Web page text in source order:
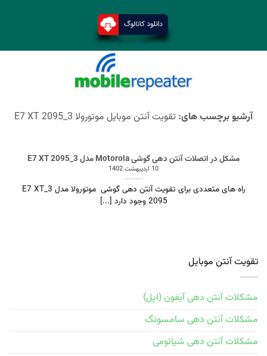
آرشیو برچسب های: تقویت آنتن موبایل موتورولا 3_E7 XT 2095
مشکل در اتصلات آنتن دهی گوشی Motorola مدل 3_E7 XT 2095
10 اردیبهشت 1402
راه های متعددی برای تقویت آنتن دهی گوشی موتورولا مدل 3_E7 XT
2095 وجود دارد [...]
تقویت آنتن موبایل
مشکلات آنتن دهی آیفون (اپل)
مشکلات آنتن دهی سامسونگ
مشکلات آنتن دهی شیائومی